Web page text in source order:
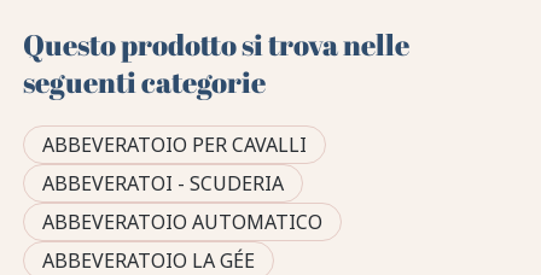
Questo prodotto si trova nelle
seguenti categorie
ABBEVERATOIO PER CAVALLI
ABBEVERATOI - SCUDERIA
ABBEVERATOIO AUTOMATICO
ABBEVERATOIO LA GÉE